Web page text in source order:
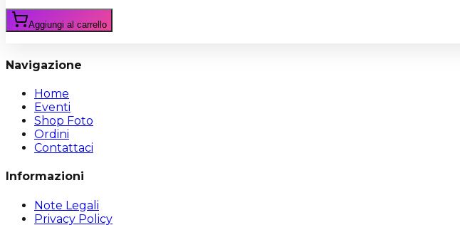
Aggiungi al carrello
Navigazione
Home
Eventi
Shop Foto
Ordini
Contattaci
Informazioni
Note Legali
Privacy Policy